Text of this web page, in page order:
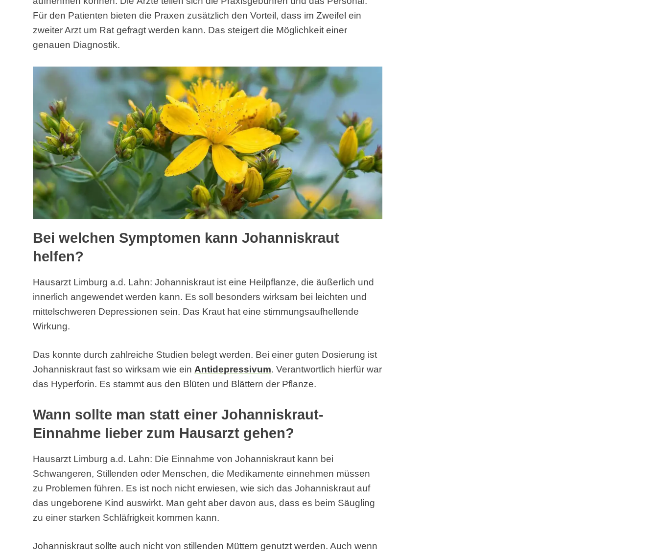
Für den Patienten bieten die Praxen zusätzlich den Vorteil, dass im Zweifel ein
zweiter Arzt um Rat gefragt werden kann. Das steigert die Möglichkeit einer
genauen Diagnostik.
Bei welchen Symptomen kann Johanniskraut
helfen?
Hausarzt Limburg a.d. Lahn: Johanniskraut ist eine Heilpflanze, die äußerlich und
innerlich angewendet werden kann. Es soll besonders wirksam bei leichten und
mittelschweren Depressionen sein. Das Kraut hat eine stimmungsaufhellende
Wirkung.
Das konnte durch zahlreiche Studien belegt werden. Bei einer guten Dosierung ist
Johanniskraut fast so wirksam wie ein Antidepressivum. Verantwortlich hierfür war
das Hyperforin. Es stammt aus den Blüten und Blättern der Pflanze.
Wann sollte man statt einer Johanniskraut-
Einnahme lieber zum Hausarzt gehen?
Hausarzt Limburg a.d. Lahn: Die Einnahme von Johanniskraut kann bei
Schwangeren, Stillenden oder Menschen, die Medikamente einnehmen müssen
zu Problemen führen. Es ist noch nicht erwiesen, wie sich das Johanniskraut auf
das ungeborene Kind auswirkt. Man geht aber davon aus, dass es beim Säugling
zu einer starken Schläfrigkeit kommen kann.
Johanniskraut sollte auch nicht von stillenden Müttern genutzt werden. Auch wenn